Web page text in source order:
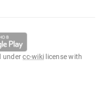
undercc-wiki license with